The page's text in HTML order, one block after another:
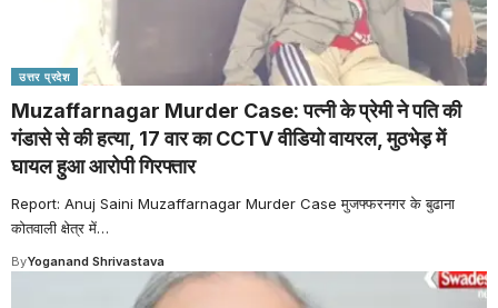
उत्तर प्रदेश
Muzaffarnagar Murder Case: पत्नी के प्रेमी ने पति की
गंडासे से की हत्या, 17 वार का CCTV वीडियो वायरल, मुठभेड़ में
घायल हुआ आरोपी गिरफ्तार
Report: Anuj Saini Muzaffarnagar Murder Case मुजफ्फरनगर के बुढाना
कोतवाली क्षेत्र में…
ByYoganand Shrivastava